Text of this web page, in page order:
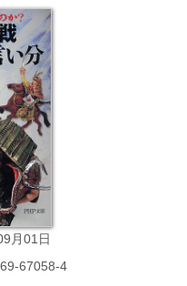
月01日
67058-4